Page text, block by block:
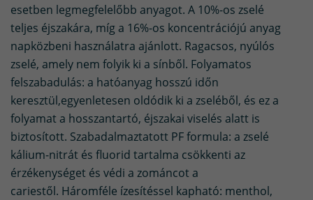
esetben legmegfelelőbb anyagot. A 10%-os zselé
teljes éjszakára, míg a 16%-os koncentrációjú anyag
napközbeni használatra ajánlott. Ragacsos, nyúlós
zselé, amely nem folyik ki a sínből. Folyamatos
felszabadulás: a hatóanyag hosszú időn
keresztül,egyenletesen oldódik ki a zseléből, és ez a
folyamat a hosszantartó, éjszakai viselés alatt is
biztosított. Szabadalmaztatott PF formula: a zselé
kálium-nitrát és fluorid tartalma csökkenti az
érzékenységet és védi a zománcot a
cariestől. Háromféle ízesítéssel kapható: menthol,